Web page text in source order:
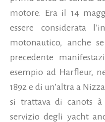
motore. Era il 14
essere considerata
motonautico, anche
precedente
esempio ad Harfleur,
1892 e di un’altra a
si trattava di canots
servizio degli yacht